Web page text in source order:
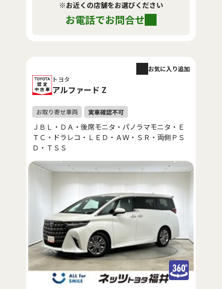
※お近くの店舗をお選びください
お電話でお問合せ
トヨタ
アルファード Z
お気に入り追加
ＪＢＬ・ＤＡ・後席モニタ・パノラマモニタ・Ｅ
ＴＣ・ドラレコ・ＬＥＤ・ＡＷ・ＳＲ・両側ＰＳ
Ｄ・ＴＳＳ